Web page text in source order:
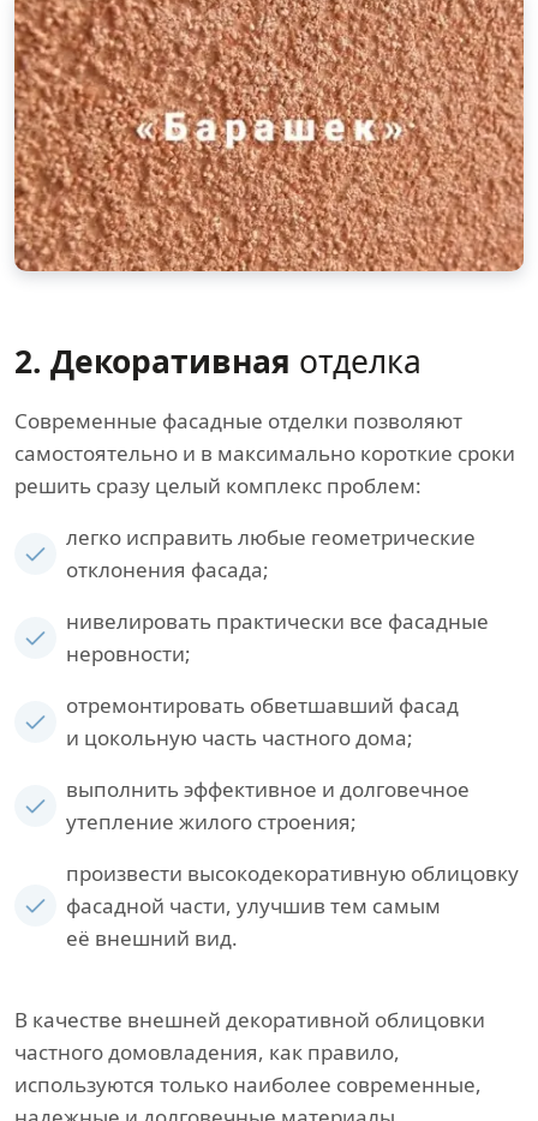
2. Декоративная отделка
Современные фасадные отделки позволяют
самостоятельно и в максимально короткие сроки
решить сразу целый комплекс проблем:
легко исправить любые геометрические
отклонения фасада;
нивелировать практически все фасадные
неровности;
отремонтировать обветшавший фасад
и цокольную часть частного дома;
выполнить эффективное и долговечное
утепление жилого строения;
произвести высокодекоративную облицовку
фасадной части, улучшив тем самым
её внешний вид.
В качестве внешней декоративной облицовки
частного домовладения, как правило,
используются только наиболее современные,